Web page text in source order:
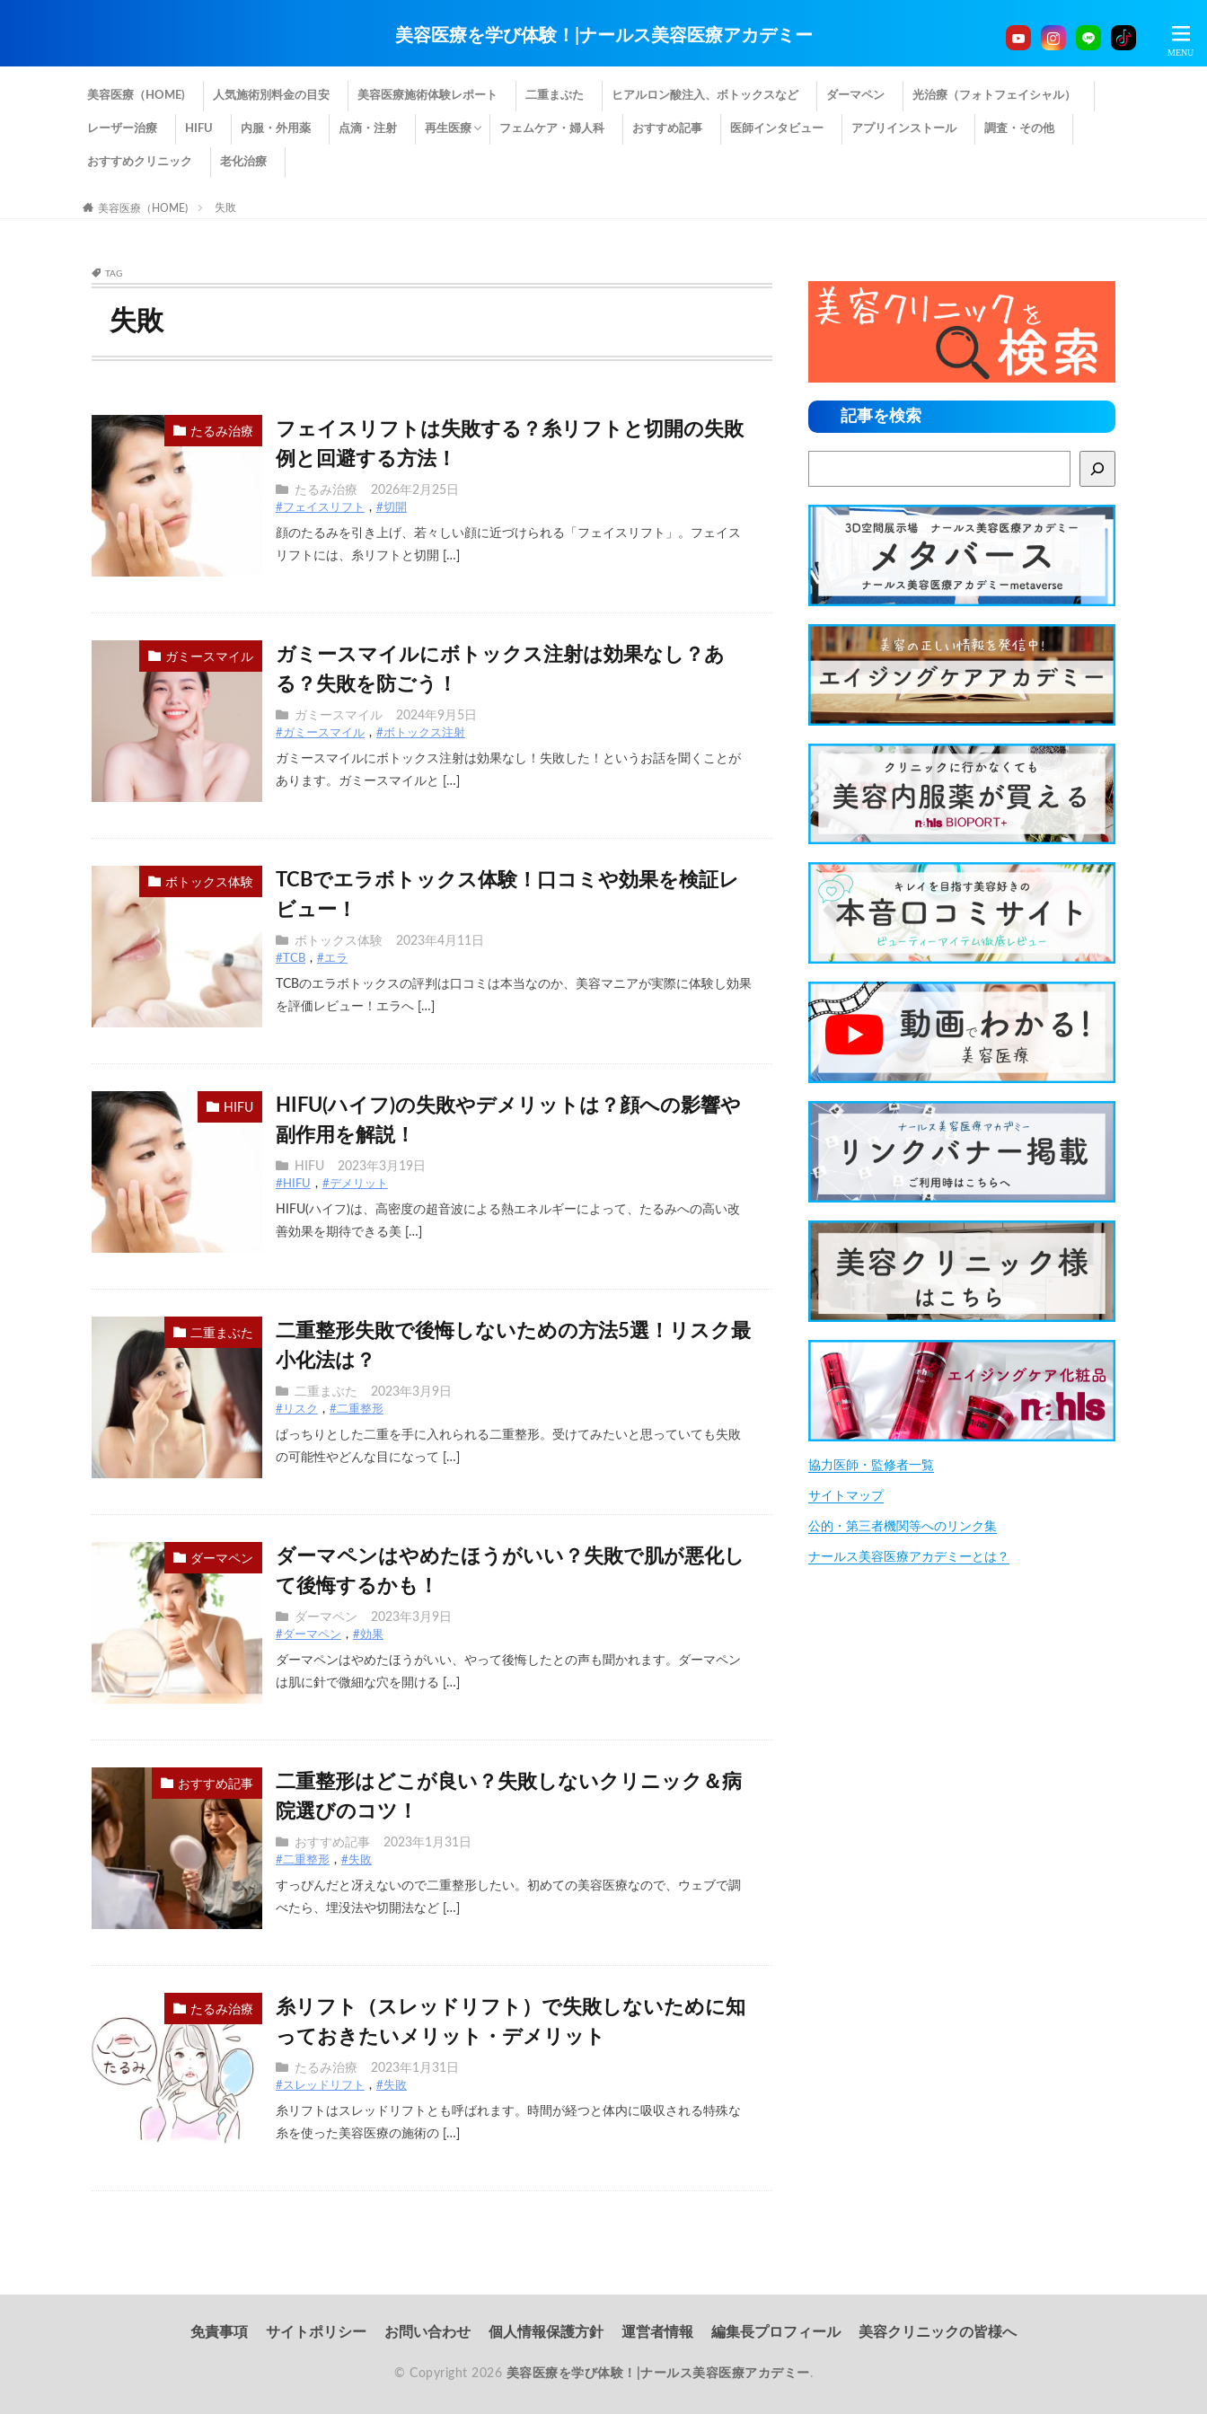
美容医療を学び体験！|ナールス美容医療アカデミー
美容医療（HOME) 人気施術別料金の目安 美容医療施術体験レポート 二重まぶた ヒアルロン酸注入、ボトックスなど ダーマペン 光治療（フォトフェイシャル）
レーザー治療 HIFU 内服・外用薬 点滴・注射 再生医療 フェムケア・婦人科 おすすめ記事 医師インタビュー アプリインストール 調査・その他
おすすめクリニック 老化治療
美容医療（HOME) 失敗
TAG
失敗
たるみ治療
フェイスリフトは失敗する？糸リフトと切開の失敗
例と回避する方法！
たるみ治療 2026年2月25日
#フェイスリフト #切開
顔のたるみを引き上げ、若々しい顔に近づけられる「フェイスリフト」。フェイス
リフトには、糸リフトと切開 […]
ガミースマイル
ガミースマイルにボトックス注射は効果なし？あ
る？失敗を防ごう！
ガミースマイル 2024年9月5日
#ガミースマイル #ボトックス注射
ガミースマイルにボトックス注射は効果なし！失敗した！というお話を聞くことが
あります。ガミースマイルと […]
ボトックス体験
TCBでエラボトックス体験！口コミや効果を検証レ
ビュー！
ボトックス体験 2023年4月11日
#TCB #エラ
TCBのエラボトックスの評判は口コミは本当なのか、美容マニアが実際に体験し効果
を評価レビュー！エラへ […]
HIFU
HIFU(ハイフ)の失敗やデメリットは？顔への影響や
副作用を解説！
HIFU 2023年3月19日
#HIFU #デメリット
HIFU(ハイフ)は、高密度の超音波による熱エネルギーによって、たるみへの高い改
善効果を期待できる美 […]
二重まぶた
二重整形失敗で後悔しないための方法5選！リスク最
小化法は？
二重まぶた 2023年3月9日
#リスク #二重整形
ぱっちりとした二重を手に入れられる二重整形。受けてみたいと思っていても失敗
の可能性やどんな目になって […]
ダーマペン
ダーマペンはやめたほうがいい？失敗で肌が悪化し
て後悔するかも！
ダーマペン 2023年3月9日
#ダーマペン #効果
ダーマペンはやめたほうがいい、やって後悔したとの声も聞かれます。ダーマペン
は肌に針で微細な穴を開ける […]
おすすめ記事
二重整形はどこが良い？失敗しないクリニック＆病
院選びのコツ！
おすすめ記事 2023年1月31日
#二重整形 #失敗
すっぴんだと冴えないので二重整形したい。初めての美容医療なので、ウェブで調
べたら、埋没法や切開法など […]
たるみ治療
糸リフト（スレッドリフト）で失敗しないために知
っておきたいメリット・デメリット
たるみ治療 2023年1月31日
#スレッドリフト #失敗
糸リフトはスレッドリフトとも呼ばれます。時間が経つと体内に吸収される特殊な
糸を使った美容医療の施術の […]
記事を検索
協力医師・監修者一覧
サイトマップ
公的・第三者機関等へのリンク集
ナールス美容医療アカデミーとは？
免責事項 サイトポリシー お問い合わせ 個人情報保護方針 運営者情報 編集長プロフィール 美容クリニックの皆様へ
© Copyright 2026 美容医療を学び体験！|ナールス美容医療アカデミー.